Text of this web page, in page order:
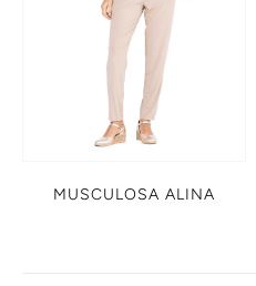
MUSCULOSA ALINA